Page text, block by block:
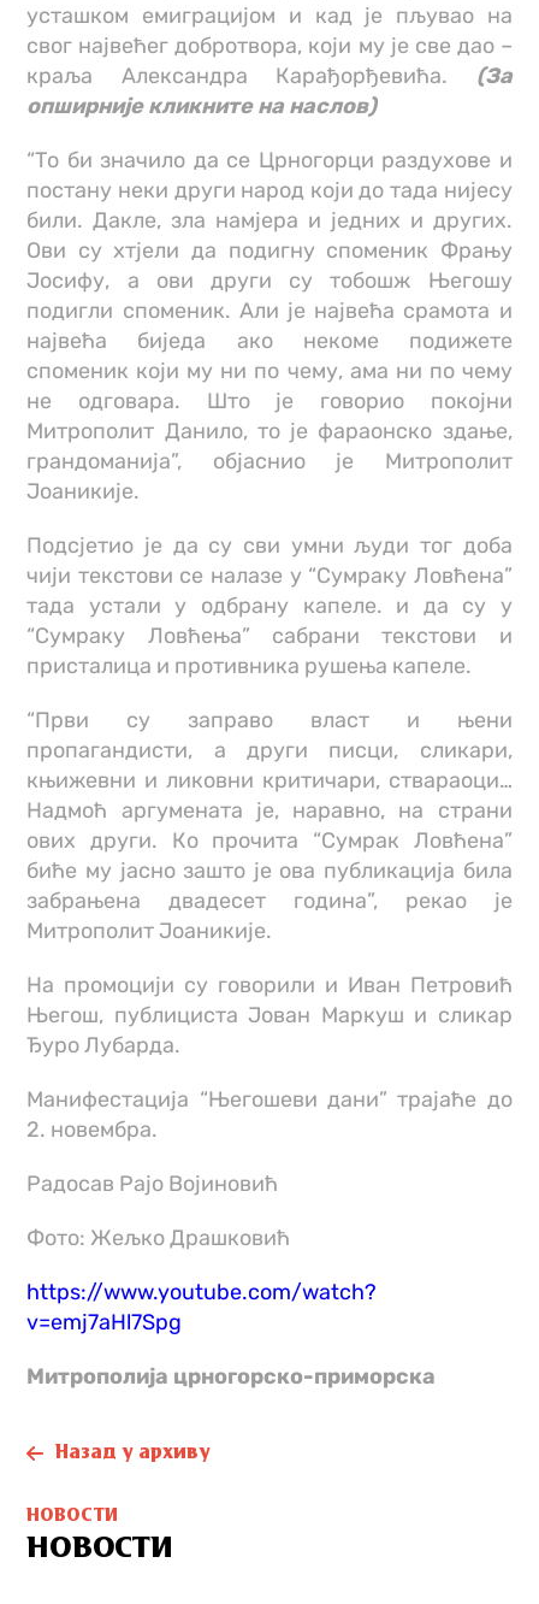
усташком емиграцијом и кад је пљувао на
свог највећег добротвора, који му је све дао –
краља Александра Карађорђевића. (За
опширније кликните на наслов)
“То би значило да се Црногорци раздухове и
постану неки други народ који до тада нијесу
били. Дакле, зла намјера и једних и других.
Ови су хтјели да подигну споменик Фрању
Јосифу, а ови други су тобошж Његошу
подигли споменик. Али је највећа срамота и
највећа биједа ако некоме подижете
споменик који му ни по чему, ама ни по чему
не одговара. Што је говорио покојни
Митрополит Данило, то је фараонско здање,
грандоманија”, објаснио је Митрополит
Јоаникије.
Подсјетио је да су сви умни људи тог доба
чији текстови се налазе у “Сумраку Ловћена”
тада устали у одбрану капеле. и да су у
“Сумраку Ловћења” сабрани текстови и
присталица и противника рушења капеле.
“Први су заправо власт и њени
пропагандисти, а други писци, сликари,
књижевни и ликовни критичари, ствараоци…
Надмоћ аргумената је, наравно, на страни
ових други. Ко прочита “Сумрак Ловћена”
биће му јасно зашто је ова публикација била
забрањена двадесет година”, рекао је
Митрополит Јоаникије.
На промоцији су говорили и Иван Петровић
Његош, публициста Јован Маркуш и сликар
Ђуро Лубарда.
Манифестација “Његошеви дани” трајаће до
2. новембра.
Радосав Рајо Војиновић
Фото: Жељко Драшковић
https://www.youtube.com/watch?
v=emj7aHl7Spg
Митрополијa црногорско-приморскa
Назад у архиву
НОВОСТИ
НОВОСТИ